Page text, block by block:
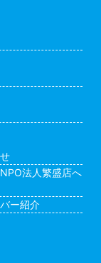
法人繁盛店へ
ー紹介